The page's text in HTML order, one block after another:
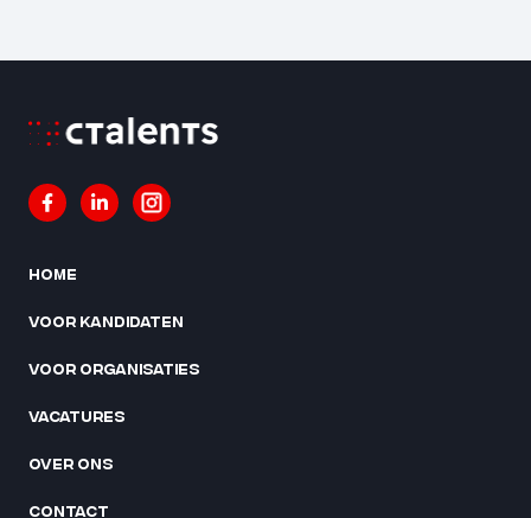
Home
Voor kandidaten
Voor organisaties
Vacatures
Over ons
Contact